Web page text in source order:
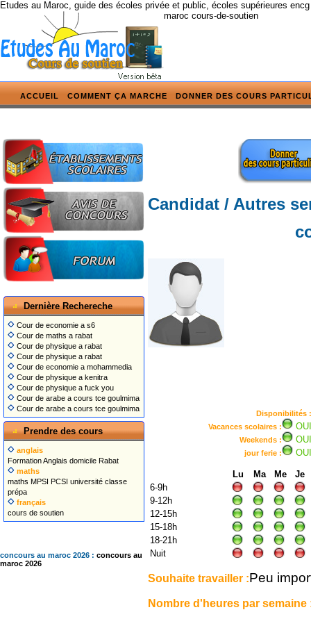
Etudes au Maroc, guide des écoles privée et public, écoles supérieures
maroc cours-de-soutien
ACCUEIL COMMENT ÇA MARCHE DONNER DES COURS
Dernière Rechereche
Cour de economie a s6
Cour de maths a rabat
Cour de physique a rabat
Cour de physique a rabat
Cour de economie a mohammedia
Cour de physique a kenitra
Cour de physique a fuck you
Cour de arabe a cours tce goulmima
Cour de arabe a cours tce goulmima
Prendre des cours
anglais
Formation Anglais domicile Rabat
maths
maths MPSI PCSI université classe
prépa
français
cours de soutien
concours au maroc 2026 : concours au
maroc 2026
Candidat / Autres
Disponibilités :
Vacances scolaires :
OUI
Weekends : OUI
jour ferie : OUI
Lu Ma Me
Je
6-9h
9-12h
12-15h
15-18h
18-21h
Nuit
Souhaite travailler :Peu
Nombre d'heures par semaine